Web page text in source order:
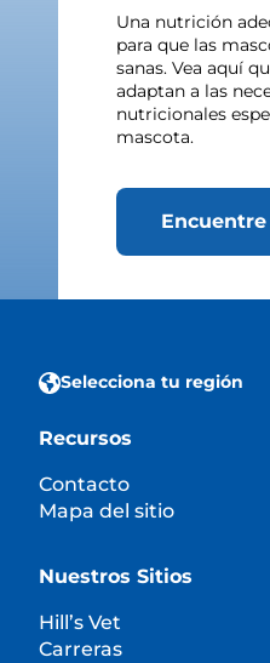
Una nutrición
para que las
sanas. Vea aquí
adaptan a las
nutricionales
mascota.
Selecciona tu región
Recursos
Contacto
Mapa del sitio
Nuestros Sitios
Hill’s Vet
Carreras